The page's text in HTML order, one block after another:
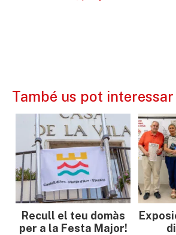
També us pot interessar
Recull el teu domàs
per a la Festa Major!